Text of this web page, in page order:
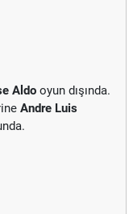
Aldo oyun dışında.
Andre Luis